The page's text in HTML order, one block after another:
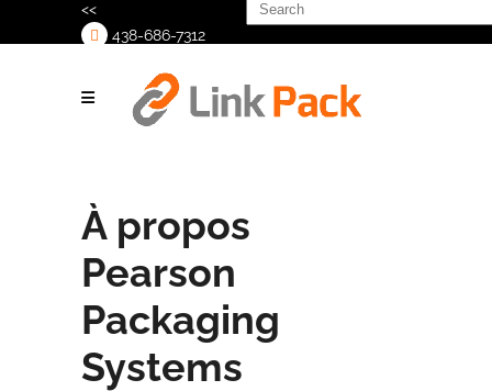
<<
438-686-7312
for:
À propos
Pearson
Packaging
Systems